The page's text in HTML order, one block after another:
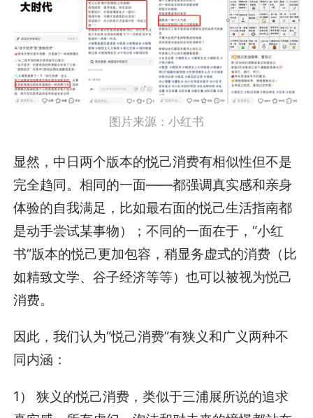
图片来源：小红书
显然，中日两个版本的悦己消费有相似性但不是
完全趋同。相同的一面——都强调真实感和亲身
体验的自我满足，比如最右面的悦己生活指南都
是动手尝试某事物）；不同的一面在于，“小红
书”版本的悦己更加包容，稍显务虚式的消费（比
如精致文学、谷子经济等等）也可以被视为悦己
消费。
因此，我们认为“悦己消费”有狭义和广义两种不
同内涵：
1） 狭义的悦己消费，类似于三浦展所说的追求